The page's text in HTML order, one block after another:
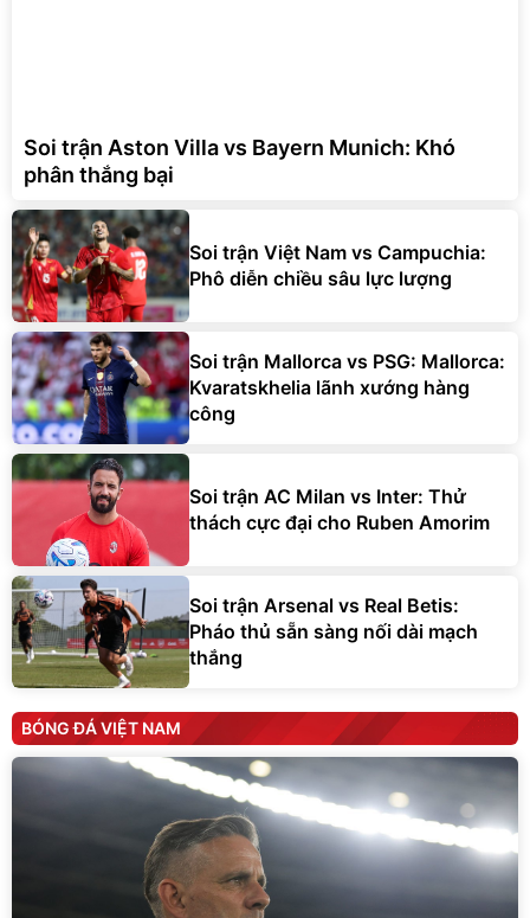
Soi trận Aston Villa vs Bayern Munich: Khó
phân thắng bại
Soi trận Việt Nam vs Campuchia:
Phô diễn chiều sâu lực lượng
Soi trận Mallorca vs PSG: Mallorca:
Kvaratskhelia lãnh xướng hàng
công
Soi trận AC Milan vs Inter: Thử
thách cực đại cho Ruben Amorim
Soi trận Arsenal vs Real Betis:
Pháo thủ sẵn sàng nối dài mạch
thắng
BÓNG ĐÁ VIỆT NAM